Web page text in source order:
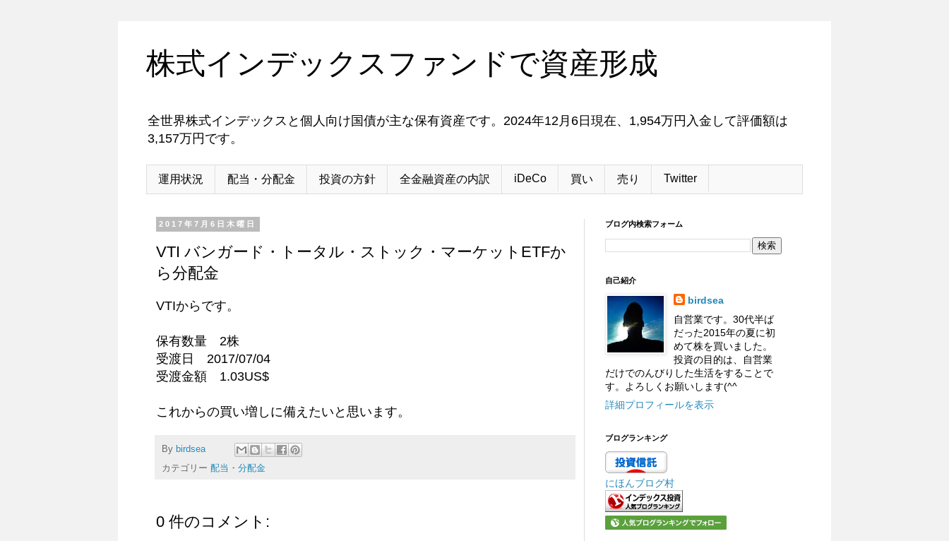
株式インデックスファンドで資産形成
全世界株式インデックスと個人向け国債が主な保有資産です。2024年12月6日現在、1,954万円入金して評価額は
3,157万円です。
運用状況 配当・分配金 投資の方針 全金融資産の内訳 iDeCo 買い 売り Twitter
2017年7月6日木曜日
VTI バンガード・トータル・ストック・マーケットETFか
ら分配金
VTIからです。
保有数量 2株
受渡日 2017/07/04
受渡金額 1.03US$
これからの買い増しに備えたいと思います。
By birdsea
カテゴリー 配当・分配金
0 件のコメント:
ブログ内検索フォーム
自己紹介
birdsea
自営業です。30代半ば
だった2015年の夏に初
めて株を買いました。
投資の目的は、自営業
だけでのんびりした生活をすることで
す。よろしくお願いします(^^
詳細プロフィールを表示
ブログランキング
にほんブログ村